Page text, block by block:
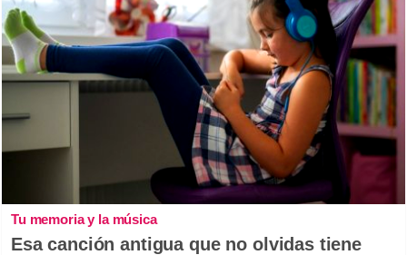
Tu memoria y la música
Esa canción antigua que no olvidas tiene